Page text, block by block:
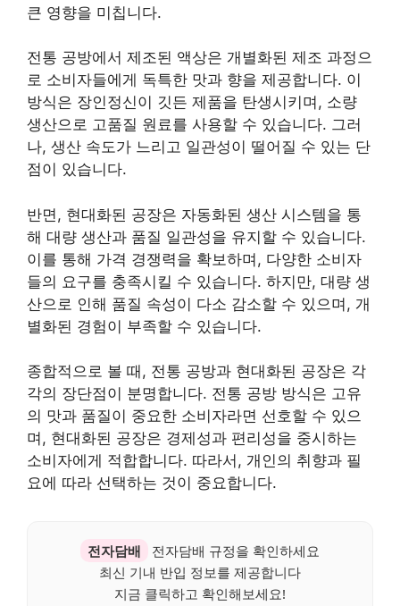
큰 영향을 미칩니다.
전통 공방에서 제조된 액상은 개별화된 제조 과정으
로 소비자들에게 독특한 맛과 향을 제공합니다. 이
방식은 장인정신이 깃든 제품을 탄생시키며, 소량
생산으로 고품질 원료를 사용할 수 있습니다. 그러
나, 생산 속도가 느리고 일관성이 떨어질 수 있는 단
점이 있습니다.
반면, 현대화된 공장은 자동화된 생산 시스템을 통
해 대량 생산과 품질 일관성을 유지할 수 있습니다.
이를 통해 가격 경쟁력을 확보하며, 다양한 소비자
들의 요구를 충족시킬 수 있습니다. 하지만, 대량 생
산으로 인해 품질 속성이 다소 감소할 수 있으며, 개
별화된 경험이 부족할 수 있습니다.
종합적으로 볼 때, 전통 공방과 현대화된 공장은 각
각의 장단점이 분명합니다. 전통 공방 방식은 고유
의 맛과 품질이 중요한 소비자라면 선호할 수 있으
며, 현대화된 공장은 경제성과 편리성을 중시하는
소비자에게 적합합니다. 따라서, 개인의 취향과 필
요에 따라 선택하는 것이 중요합니다.
전자담배
전자담배 규정을 확인하세요
최신 기내 반입 정보를 제공합니다
지금 클릭하고 확인해보세요!